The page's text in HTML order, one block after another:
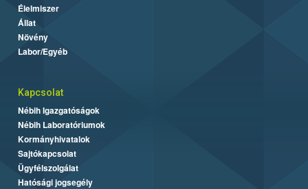
Élelmiszer
Állat
Növény
Labor/Egyéb
Kapcsolat
Nébih Igazgatóságok
Nébih Laboratóriumok
Kormányhivatalok
Sajtókapcsolat
Ügyfélszolgálat
Hatósági jogsegély